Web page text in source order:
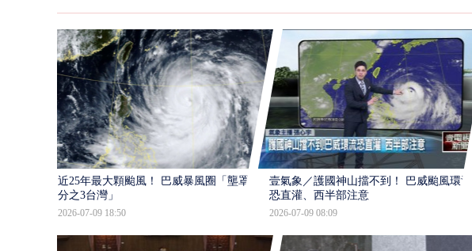
近25年最大顆颱風！ 巴威暴風圈「壟罩4
分之3台灣」
2026-07-09 18:50
壹氣象／護國神山擋不到！ 巴威颱風環流
恐直灌、西半部注意
2026-07-09 08:09